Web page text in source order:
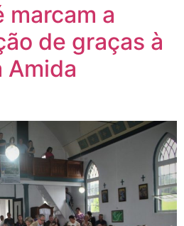
marcam a
de graças à
Amida